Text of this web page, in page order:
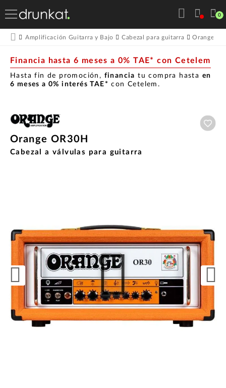
0
Amplificación Guitarra y Bajo Cabezal para guitarra Orange
Financia hasta 6 meses a 0% TAE* con Cetelem
Hasta fin de promoción, financia tu compra hasta en
6 meses a 0% interés TAE* con Cetelem.
Orange OR30H
Cabezal a válvulas para guitarra